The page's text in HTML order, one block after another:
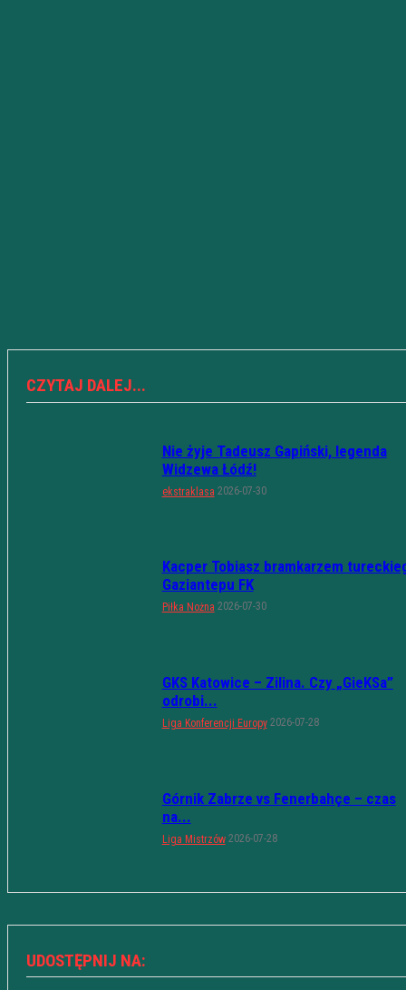
CZYTAJ DALEJ...
Nie żyje Tadeusz Gapiński, legenda
Widzewa Łódź!
ekstraklasa 2026-07-30
Kacper Tobiasz bramkarzem
Gaziantepu FK
Piłka Nożna 2026-07-30
GKS Katowice – Zilina. Czy „GieKSa”
odrobi...
Liga Konferencji Europy 2026-07-28
Górnik Zabrze vs Fenerbahçe – czas
na...
Liga Mistrzów 2026-07-28
UDOSTĘPNIJ NA: